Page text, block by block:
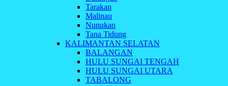
Tarakan
Malinau
Nunukan
Tana Tidung
KALIMANTAN SELATAN
BALANGAN
HULU SUNGAI TENGAH
HULU SUNGAI UTARA
TABALONG